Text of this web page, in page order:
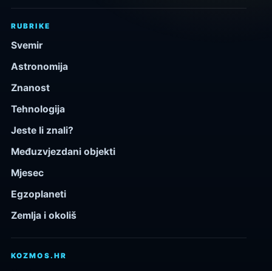
RUBRIKE
Svemir
Astronomija
Znanost
Tehnologija
Jeste li znali?
Međuzvjezdani objekti
Mjesec
Egzoplaneti
Zemlja i okoliš
KOZMOS.HR